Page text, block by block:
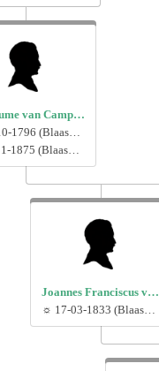
Guillaume van Campenhoudt (1681.)
☼ 13-10-1796 (Blaasveld, België)
✞ 25-11-1875 (Blaasveld, België)
Joannes Franciscus van Campenhoudt (1699.)
☼ 17-03-1833 (Blaasveld, België)